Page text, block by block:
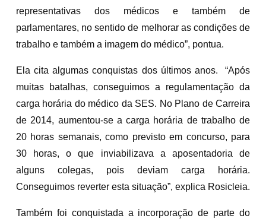
representativas dos médicos e também de
parlamentares, no sentido de melhorar as condições de
trabalho e também a imagem do médico”, pontua.
Ela cita algumas conquistas dos últimos anos. “Após
muitas batalhas, conseguimos a regulamentação da
carga horária do médico da SES. No Plano de Carreira
de 2014, aumentou-se a carga horária de trabalho de
20 horas semanais, como previsto em concurso, para
30 horas, o que inviabilizava a aposentadoria de
alguns colegas, pois deviam carga horária.
Conseguimos reverter esta situação”, explica Rosicleia.
Também foi conquistada a incorporação de parte do